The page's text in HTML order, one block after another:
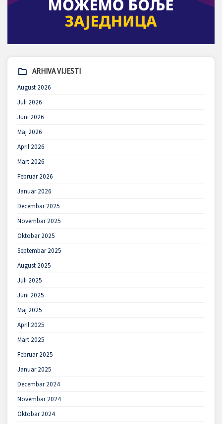
ARHIVA VIJESTI
August 2026
Juli 2026
Juni 2026
Maj 2026
April 2026
Mart 2026
Februar 2026
Januar 2026
Decembar 2025
Novembar 2025
Oktobar 2025
Septembar 2025
August 2025
Juli 2025
Juni 2025
Maj 2025
April 2025
Mart 2025
Februar 2025
Januar 2025
Decembar 2024
Novembar 2024
Oktobar 2024